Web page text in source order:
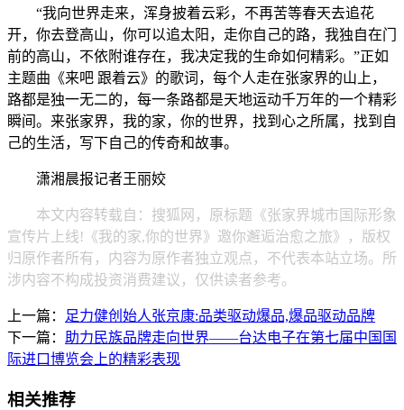
“我向世界走来，浑身披着云彩，不再苦等春天去追花
开，你去登高山，你可以追太阳，走你自己的路，我独自在门
前的高山，不依附谁存在，我决定我的生命如何精彩。”正如
主题曲《来吧 跟着云》的歌词，每个人走在张家界的山上，
路都是独一无二的，每一条路都是天地运动千万年的一个精彩
瞬间。来张家界，我的家，你的世界，找到心之所属，找到自
己的生活，写下自己的传奇和故事。
潇湘晨报记者王丽姣
本文内容转载自：搜狐网，原标题《张家界城市国际形象
宣传片上线!《我的家,你的世界》邀你邂逅治愈之旅》，版权
归原作者所有，内容为原作者独立观点，不代表本站立场。所
涉内容不构成投资消费建议，仅供读者参考。
上一篇：
足力健创始人张京康:品类驱动爆品,爆品驱动品牌
下一篇： 助力民族品牌走向世界——台达电子在第七届中国国
际进口博览会上的精彩表现
相关推荐